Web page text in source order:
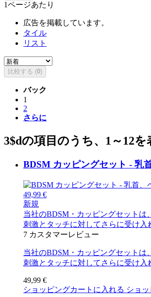
1ページあたり
広告を掲載しています。
タイル
リスト
比較する (0)
バック
1
2
さらに
3$dの項目のうち、1～12を
BDSM カッピングセット - 乳
49,99 €
新規
当社のBDSM・カッピングセット
刺激とタッチに対してさらに受け入
7 カスタマーレビュー
当社のBDSM・カッピングセット
刺激とタッチに対してさらに受け入
49,99 €
ショッピングカートに入れる ショ